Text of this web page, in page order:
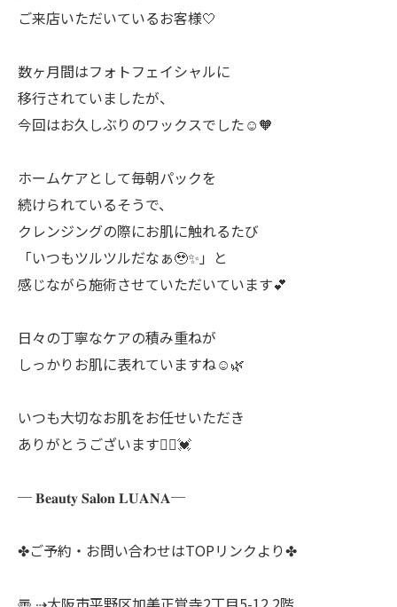
ご来店いただいているお客様🤍
数ヶ月間はフォトフェイシャルに
移行されていましたが、
今回はお久しぶりのワックスでした☺️🧡
ホームケアとして毎朝パックを
続けられているそうで、
クレンジングの際にお肌に触れるたび
「いつもツルツルだなぁ🥹✨」と
感じながら施術させていただいています💕
日々の丁寧なケアの積み重ねが
しっかりお肌に表れていますね☺️🌿
いつも大切なお肌をお任せいただき
ありがとうございます🙇‍♀️💓
─ 𝐁𝐞𝐚𝐮𝐭𝐲 𝐒𝐚𝐥𝐨𝐧 𝐋𝐔𝐀𝐍𝐀─
✤ご予約・お問い合わせはTOPリンクより✤